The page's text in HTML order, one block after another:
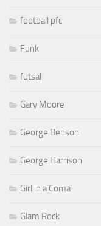
football pfc
Funk
futsal
Gary Moore
George Benson
George Harrison
Girl in a Coma
Glam Rock